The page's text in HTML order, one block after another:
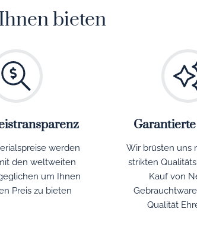
bieten
werden
den weltweiten
um Ihnen
Preis zu bieten
Wir brüsten uns
strikten
Kauf von
Qualität